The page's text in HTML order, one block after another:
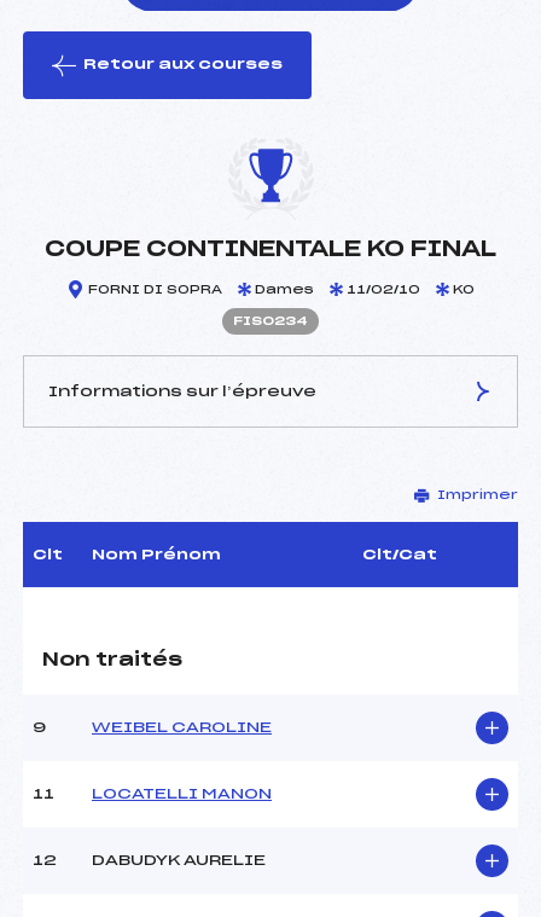
le ski
Retour aux courses
COUPE CONTINENTALE KO FINAL
FORNI DI SOPRA Dames 11/02/10 KO
FIS0234
Informations sur l’épreuve
–
D.T Adjoint :
–
Dir. Epreuve :
Point Haut :
Imprimer
Clt Nom Prénom Clt/Cat
Non traités
9 WEIBEL CAROLINE
11 LOCATELLI MANON
12 DABUDYK AURELIE